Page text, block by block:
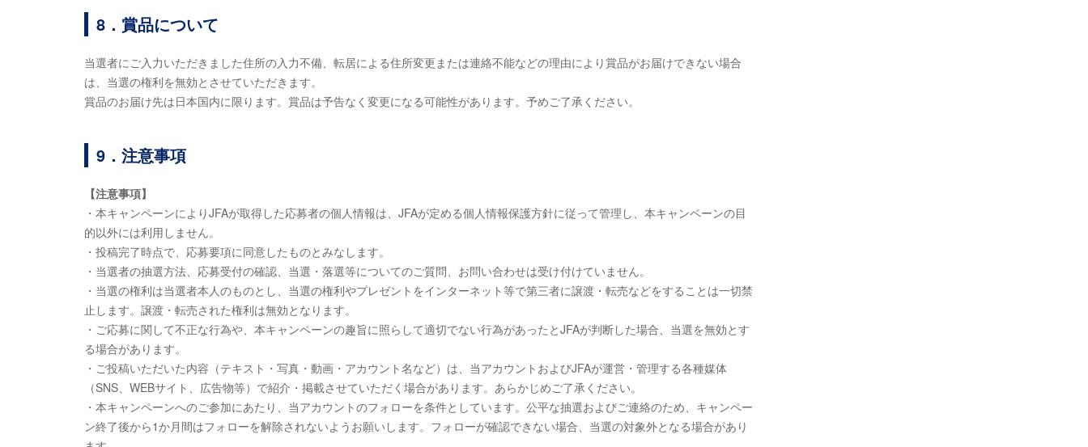
8．賞品について
当選者にご入力いただきました住所の入力不備、転居による住所変更または連絡不能などの理由により賞品がお届けできない場合
は、当選の権利を無効とさせていただきます。
賞品のお届け先は日本国内に限ります。賞品は予告なく変更になる可能性があります。予めご了承ください。
9．注意事項
【注意事項】
・本キャンペーンによりJFAが取得した応募者の個人情報は、JFAが定める個人情報保護方針に従って管理し、本キャンペーンの目
的以外には利用しません。
・投稿完了時点で、応募要項に同意したものとみなします。
・当選者の抽選方法、応募受付の確認、当選・落選等についてのご質問、お問い合わせは受け付けていません。
・当選の権利は当選者本人のものとし、当選の権利やプレゼントをインターネット等で第三者に譲渡・転売などをすることは一切禁
止します。譲渡・転売された権利は無効となります。
・ご応募に関して不正な行為や、本キャンペーンの趣旨に照らして適切でない行為があったとJFAが判断した場合、当選を無効とす
る場合があります。
・ご投稿いただいた内容（テキスト・写真・動画・アカウント名など）は、当アカウントおよびJFAが運営・管理する各種媒体
（SNS、WEBサイト、広告物等）で紹介・掲載させていただく場合があります。あらかじめご了承ください。
・本キャンペーンへのご参加にあたり、当アカウントのフォローを条件としています。公平な抽選およびご連絡のため、キャンペー
ン終了後から1か月間はフォローを解除されないようお願いします。フォローが確認できない場合、当選の対象外となる場合があり